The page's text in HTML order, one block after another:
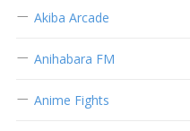
Akiba Arcade
Anihabara FM
Anime Fights